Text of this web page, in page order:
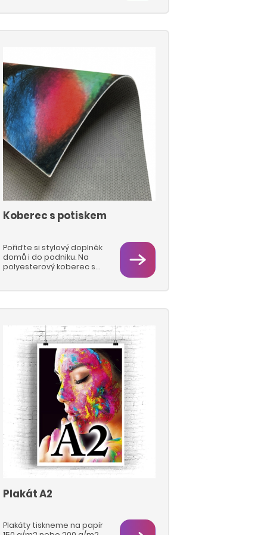
laminací maximálně 3 roky
samolepka je rovněž
vhodná pro samolepky s
tvarovým ořezem, pro
polep skla i rovných
povrchů. Tiskneme na
ekologických
technologiích HP Latex
nebo UV technologií na
strojích DURST.
Koberec s potiskem
Pořiďte si stylový doplněk
domů i do podniku. Na
polyesterový koberec s
Koberce potištěné
sublimací se vyznačují
vynikajícím barevným
podáním a vyšší odolností
vůči otěru, na rozdíl od
koberců potištěných UV
tiskem. Minimální odběr
objednávky je 10 m2.
Plakát A2
Plakáty tiskneme na papír